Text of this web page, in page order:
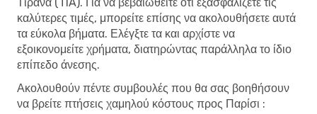
καλύτερες τιμές, μπορείτε επίσης να ακολουθήσετε αυτά
τα εύκολα βήματα. Ελέγξτε τα και αρχίστε να
εξοικονομείτε χρήματα, διατηρώντας παράλληλα το ίδιο
επίπεδο άνεσης.
Ακολουθούν πέντε συμβουλές που θα σας βοηθήσουν
να βρείτε πτήσεις χαμηλού κόστους προς Παρίσι :